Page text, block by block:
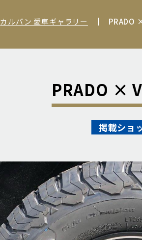
カルバン 愛車ギャラリー PRADO
PRADO ×
掲載ショ